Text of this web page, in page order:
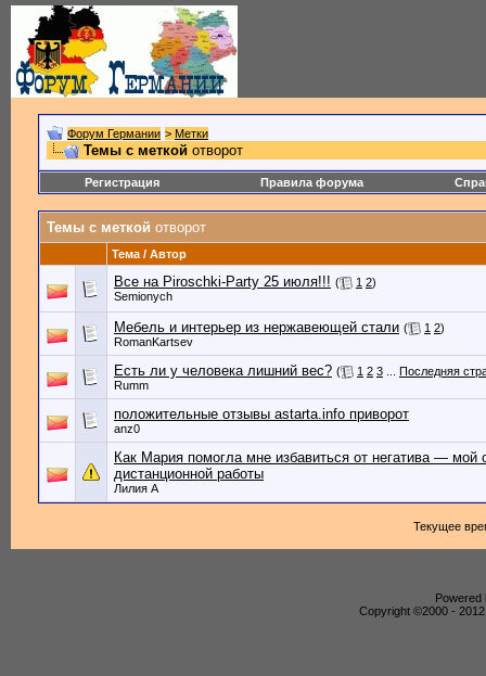
Форум Германии > Метки
Темы с меткой отворот
Регистрация Правила форума
Темы с меткой отворот
Тема / Автор
Все на Piroschki-Party 25 июля!!! ( 1 2)
Semionych
Мебель и интерьер из нержавеющей стали ( 1 2)
RomanKartsev
Есть ли у человека лишний вес? ( 1 2 3
Последняя
Rumm
положительные отзывы astarta.info приворот
anz0
Как Мария помогла мне избавиться от негатива — мой
дистанционной работы
Лилия А
Текущее
Powered
Copyright ©2000 -